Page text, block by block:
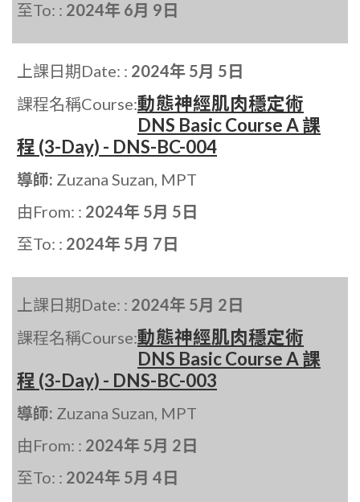
至To: : 2024年 6月 9日
上課日期Date: : 2024年 5月 5日
課程名稱Course:動態神經肌肉穩定術
DNS Basic Course A 課
程 (3-Day) - DNS-BC-004
導師: Zuzana Suzan, MPT
由From: : 2024年 5月 5日
至To: : 2024年 5月 7日
上課日期Date: : 2024年 5月 2日
課程名稱Course:動態神經肌肉穩定術
DNS Basic Course A 課
程 (3-Day) - DNS-BC-003
導師: Zuzana Suzan, MPT
由From: : 2024年 5月 2日
至To: : 2024年 5月 4日